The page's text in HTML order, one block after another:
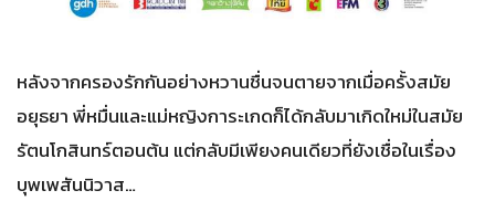
หลังจากครองรักกันอย่างหวานชื่นจนตายจากเมื่อครั้งสมัย
อยุธยา พี่หมื่นและแม่หญิงการะเกดก็ได้กลับมาเกิดใหม่ในสมัย
รัตนโกสินทร์ตอนต้น แต่กลับมีเพียงคนเดียวที่ยังเชื่อในเรื่อง
บุพเพสันนิวาส…